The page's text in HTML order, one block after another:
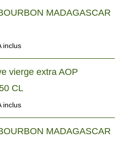
MADAGASCAR
inclus
vierge extra AOP
CL
inclus
MADAGASCAR